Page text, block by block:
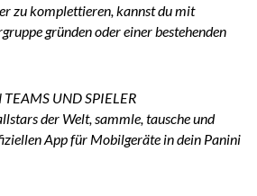
zu komplettieren, kannst du mit
gründen oder einer bestehenden
UND SPIELER
der Welt, sammle, tausche und
App für Mobilgeräte in dein Panini